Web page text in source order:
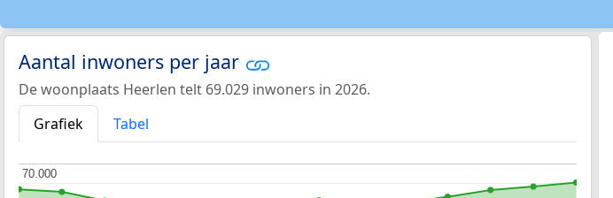
Aantal inwoners per jaar
De woonplaats Heerlen telt 69.029 inwoners in 2026.
Grafiek
Tabel
70.000
70.000